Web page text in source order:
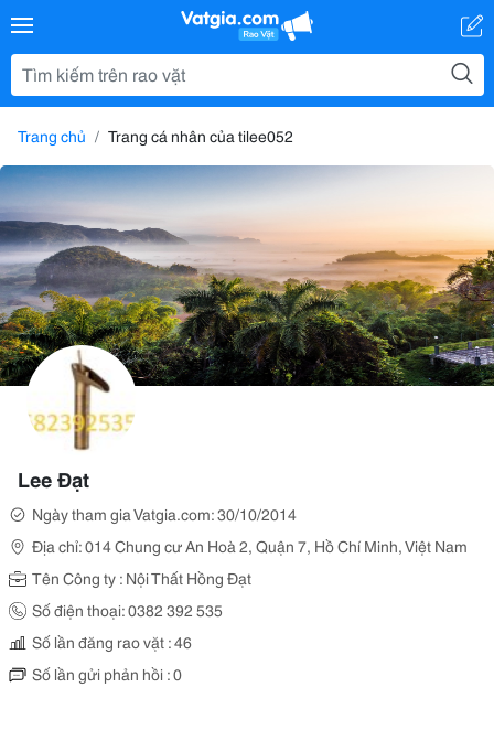
Trang chủ Trang cá nhân của tilee052
Lee Đạt
Ngày tham gia Vatgia.com: 30/10/2014
Địa chỉ: 014 Chung cư An Hoà 2, Quận 7, Hồ Chí Minh, Việt Nam
Tên Công ty : Nội Thất Hồng Đạt
Số điện thoại: 0382 392 535
Số lần đăng rao vặt : 46
Số lần gửi phản hồi : 0